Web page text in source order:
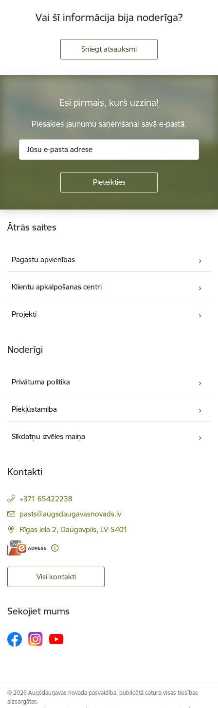
Vai šī informācija bija noderīga?
Sniegt atsauksmi
Esi pirmais, kurš uzzina!
Piesakies jaunumu saņemšanai savā e-pastā.
Kājene
Ātrās saites
Pagastu apvienības
Klientu apkalpošanas centri
Projekti
Noderīgi
Privātuma politika
Piekļūstamība
Sīkdatņu izvēles maiņa
Kontakti
+371 65422238
E-pasts:
pasts@augsdaugavasnovads.lv
Rīgas iela 2, Daugavpils, LV-5401
Visi kontakti
Sekojiet mums
© 2026 Augšdaugavas novada pašvaldība, publicētā satura visas tiesības
aizsargātas.